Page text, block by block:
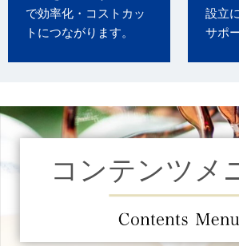
で効率化・コストカッ
トにつながります。
設立
サポ
コンテンツメ